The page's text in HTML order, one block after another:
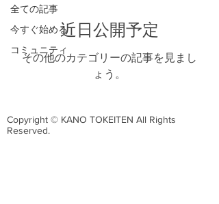
全ての記事
今すぐ始める
コミュニティ
近日公開予定
その他のカテゴリーの記事を見まし
ょう。
Copyright © KANO TOKEITEN All Rights
Reserved.